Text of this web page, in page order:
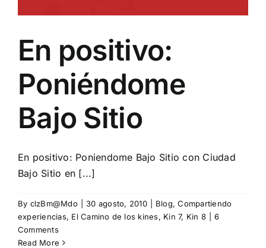
En positivo:
Poniéndome
Bajo Sitio
En positivo: Poniendome Bajo Sitio con Ciudad
Bajo Sitio en [...]
By clzBm@Mdo 30 agosto, 2010 Blog,Compartiendo
experiencias, El Camino de los kines, Kin 7, Kin 8
6
Comments
Read More